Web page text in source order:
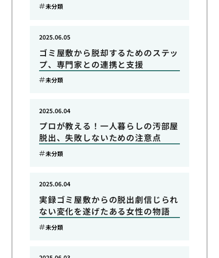
未分類
ゴミ屋敷から脱却するためのステッ
プ、専門家との連携と支援
2025.06.05
未分類
プロが教える！一人暮らしの汚部屋
脱出、失敗しないための注意点
2025.06.04
未分類
実録ゴミ屋敷からの脱出劇信じられ
ない変化を遂げたある女性の物語
2025.06.04
未分類